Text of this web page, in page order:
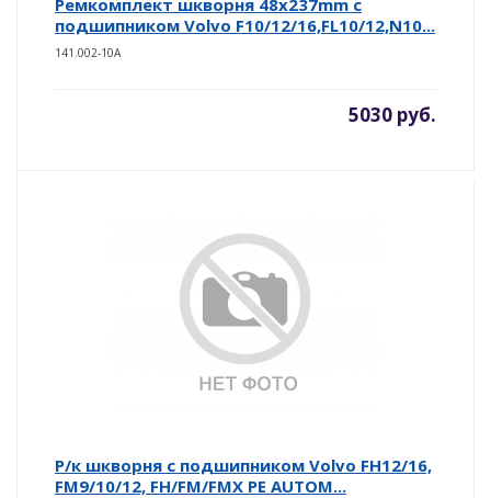
подшипником Volvo F10/12/16,FL10/12,N10...
141.002-10A
5030 руб.
Р/к шкворня с подшипником Volvo FH12/16,
FM9/10/12, FH/FM/FMX PE AUTOM...